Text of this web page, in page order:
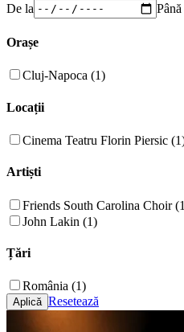
De la
Până
Orașe
Cluj-Napoca (1)
Locații
Cinema Teatru Florin Piersic
Artiști
Friends South Carolina Choir
John Lakin (1)
Țări
România (1)
Resetează